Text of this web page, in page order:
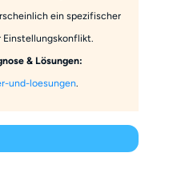
ein spezifischer
& Lösungen:
und-loesungen